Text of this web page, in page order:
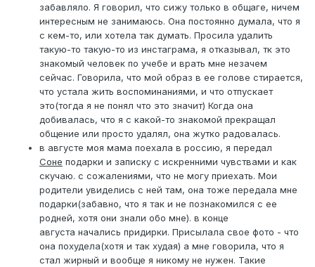
забавляло. Я говорил, что сижу только в общаге, ничем
интересным не занимаюсь. Она постоянно думала, что я
с кем-то, или хотела так думать. Просила удалить
такую-то такую-то из инстаграма, я отказывал, тк это
знакомый человек по учебе и врать мне незачем
сейчас. Говорила, что мой образ в ее голове стирается,
что устала жить воспоминаниями, и что отпускает
это(тогда я не понял что это значит) Когда она
добивалась, что я с какой-то знакомой прекращал
общение или просто удалял, она жутко радовалась.
в августе моя мама поехала в россию, я передал
Соне подарки и записку с искренними чувствами и как
скучаю. с сожалениями, что не могу приехать. Мои
родители увиделись с ней там, она тоже передала мне
подарки(забавно, что я так и не познакомился с ее
родней, хотя они знали обо мне). в конце
августа начались придирки. Присылала свое фото - что
она похудела(хотя и так худая) а мне говорила, что я
стал жирный и вообще я никому не нужен. Такие